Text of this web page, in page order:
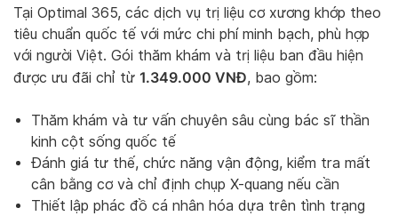
Tại Optimal 365, các dịch vụ trị liệu cơ xương khớp theo
tiêu chuẩn quốc tế với mức chi phí minh bạch, phù hợp
với người Việt. Gói thăm khám và trị liệu ban đầu hiện
được ưu đãi chỉ từ 1.349.000 VNĐ, bao gồm:
Thăm khám và tư vấn chuyên sâu cùng bác sĩ thần
kinh cột sống quốc tế
Đánh giá tư thế, chức năng vận động, kiểm tra mất
cân bằng cơ và chỉ định chụp X-quang nếu cần
Thiết lập phác đồ cá nhân hóa dựa trên tình trạng